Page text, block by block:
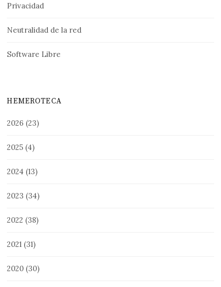
Privacidad
Neutralidad de la red
Software Libre
HEMEROTECA
2026 (23)
2025 (4)
2024 (13)
2023 (34)
2022 (38)
2021 (31)
2020 (30)